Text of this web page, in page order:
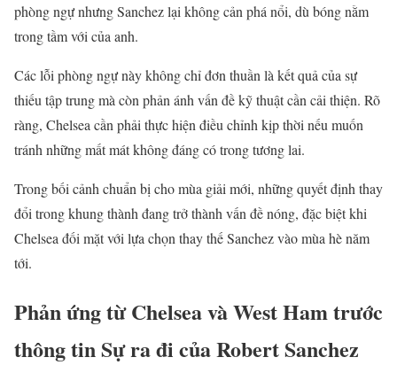
phòng ngự nhưng Sanchez lại không cản phá nổi, dù bóng nằm
trong tầm với của anh.
Các lỗi phòng ngự này không chỉ đơn thuần là kết quả của sự
thiếu tập trung mà còn phản ánh vấn đề kỹ thuật cần cải thiện. Rõ
ràng, Chelsea cần phải thực hiện điều chỉnh kịp thời nếu muốn
tránh những mất mát không đáng có trong tương lai.
Trong bối cảnh chuẩn bị cho mùa giải mới, những quyết định thay
đổi trong khung thành đang trở thành vấn đề nóng, đặc biệt khi
Chelsea đối mặt với lựa chọn thay thế Sanchez vào mùa hè năm
tới.
Phản ứng từ Chelsea và West Ham trước
thông tin Sự ra đi của Robert Sanchez